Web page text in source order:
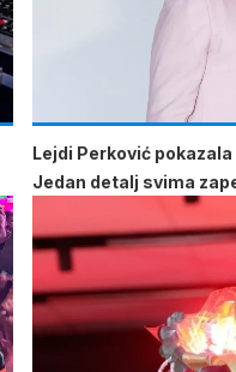
Lejdi Perković
Jedan detalj svima